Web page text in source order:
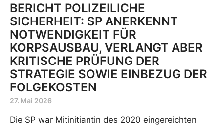
BERICHT POLIZEILICHE
SICHERHEIT: SP ANERKENNT
NOTWENDIGKEIT FÜR
KORPSAUSBAU, VERLANGT ABER
KRITISCHE PRÜFUNG DER
STRATEGIE SOWIE EINBEZUG DER
FOLGEKOSTEN
27. Mai 2026
Die SP war Mitinitiantin des 2020 eingereichten